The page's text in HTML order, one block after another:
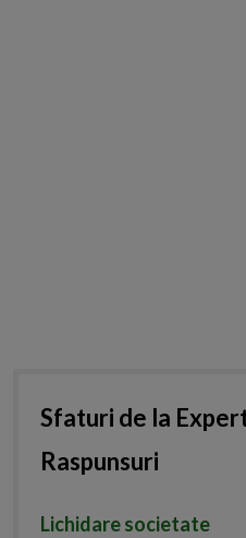
Sfaturi de la
Raspunsuri
Lichidare societate